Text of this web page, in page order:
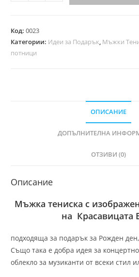
Код:0023
Категории: Идеи за Подарък, Мъжки
потници
ОПИСАНИЕ
ДОПЪЛНИТЕЛНА
ОТЗИВИ (0)
Описание
Мъжка тениска с
на Красавицата
подходяща за подарък за Рожден
Също така е добра идея за
облекло за музиканти от всеки стил